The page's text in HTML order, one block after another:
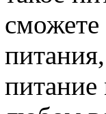
сможете